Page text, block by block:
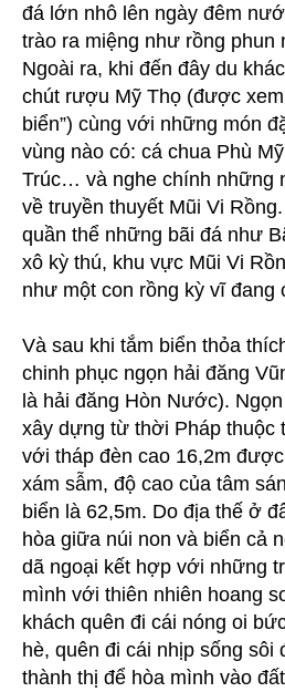
đá lớn nhô lên ngày đêm
trào ra miệng như rồng phun
Ngoài ra, khi đến đây du
chút rượu Mỹ Thọ (được
biển”) cùng với những món
vùng nào có: cá chua Phù
Trúc… và nghe chính những
về truyền thuyết Mũi Vi
quần thể những bãi đá như
xô kỳ thú, khu vực Mũi Vi
như một con rồng kỳ vĩ đang
Và sau khi tắm biển thỏa
chinh phục ngọn hải đăng
là hải đăng Hòn Nước).
xây dựng từ thời Pháp thuộc
với tháp đèn cao 16,2m
xám sẫm, độ cao của tâm
biển là 62,5m. Do địa thế ở
hòa giữa núi non và biển cả
dã ngoại kết hợp với những
mình với thiên nhiên hoang
khách quên đi cái nóng oi
hè, quên đi cái nhịp sống sôi
thành thị để hòa mình vào